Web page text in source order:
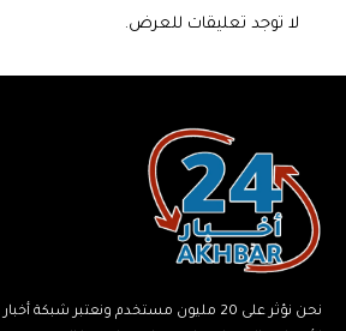
لا توجد تعليقات للعرض.
نحن نؤثر على 20 مليون مستخدم ونعتبر شبكة أخبار